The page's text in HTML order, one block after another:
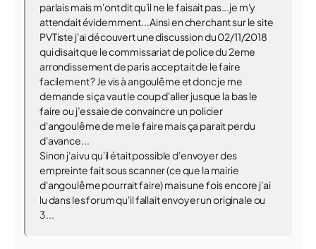
parlais mais m'ont dit qu'il ne le faisait pas...je m'y
attendait évidemment...Ainsi en cherchant sur le site
PVTiste j'ai découvert une discussion du 02/11/2018
qui disait que le commissariat de police du 2eme
arrondissement de paris acceptait de le faire
facilement ? Je vis à angoulême et donc je me
demande si ça vaut le coup d'aller jusque la bas le
faire ou j’essaie de convaincre un policier
d'angoulême de me le faire mais ça parait perdu
d'avance...
Sinon j'ai vu qu'il était possible d'envoyer des
empreinte fait sous scanner (ce que la mairie
d'angoulême pourrait faire) mais une fois encore j'ai
lu dans les forum qu'il fallait envoyer un originale ou
3...